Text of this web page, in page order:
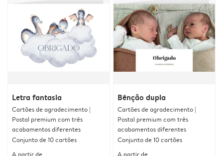
Letra fantasia
Cartões de agradecimento |
Postal premium com três
acabamentos diferentes
Conjunto de 10 cartões
A partir de
Bênção dupla
Cartões de agradecimento |
Postal premium com três
acabamentos diferentes
Conjunto de 10 cartões
A partir de